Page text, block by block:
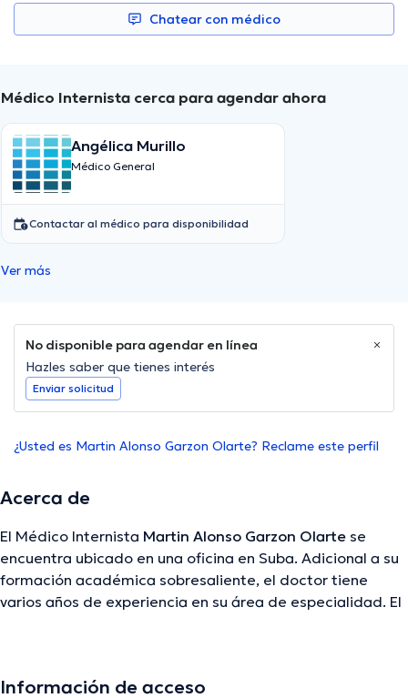
Chatear con médico
Médico Internista cerca para agendar ahora
Angélica Murillo
Médico General
Contactar al médico para disponibilidad
Ver más
No disponible para agendar en línea
Hazles saber que tienes interés
Enviar solicitud
¿Usted es Martin Alonso Garzon Olarte? Reclame este perfil
Acerca de
El Médico Internista Martin Alonso Garzon Olarte se
encuentra ubicado en una oficina en Suba. Adicional a su
formación académica sobresaliente, el doctor tiene
varios años de experiencia en su área de especialidad. El
Hepatología (ACH), Asociación Colombiana de
Información de acceso